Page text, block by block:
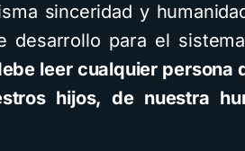
sinceridad y
desarrollo para el
leer cualquier persona
hijos, de nuestra